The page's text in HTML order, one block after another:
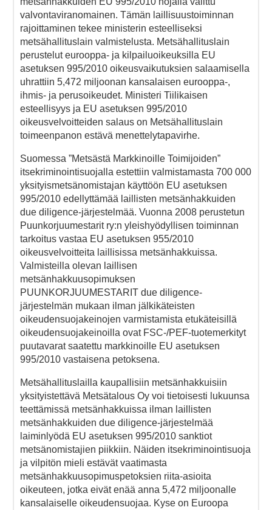
valvontaviranomainen. Tämän laillisuustoiminnan
rajoittaminen tekee ministerin esteelliseksi
metsähallituslain valmistelusta. Metsähallituslain
perustelut eurooppa- ja kilpailuoikeuksilla EU
asetuksen 995/2010 oikeusvaikutuksien salaamisella
uhrattiin 5,472 miljoonan kansalaisen eurooppa-,
ihmis- ja perusoikeudet. Ministeri Tiilikaisen
esteellisyys ja EU asetuksen 995/2010
oikeusvelvoitteiden salaus on Metsähallituslain
toimeenpanon estävä menettelytapavirhe.
Suomessa ”Metsästä Markkinoille Toimijoiden”
itsekriminointisuojalla estettiin valmistamasta 700 000
yksityismetsänomistajan käyttöön EU asetuksen
995/2010 edellyttämää laillisten metsänhakkuiden
due diligence-järjestelmää. Vuonna 2008 perustetun
Puunkorjuumestarit ry:n yleishyödyllisen toiminnan
tarkoitus vastaa EU asetuksen 955/2010
oikeusvelvoitteita laillisissa metsänhakkuissa.
Valmisteilla olevan laillisen
metsänhakkuusopimuksen
PUUNKORJUUMESTARIT due diligence-
järjestelmän mukaan ilman jälkikäteisten
oikeudensuojakeinojen varmistamista etukäteisillä
oikeudensuojakeinoilla ovat FSC-/PEF-tuotemerkityt
puutavarat saatettu markkinoille EU asetuksen
995/2010 vastaisena petoksena.
Metsähallituslailla kaupallisiin metsänhakkuisiin
yksityistettävä Metsätalous Oy voi tietoisesti lukuunsa
teettämissä metsänhakkuissa ilman laillisten
metsänhakkuiden due diligence-järjestelmää
laiminlyödä EU asetuksen 995/2010 sanktiot
metsänomistajien piikkiin. Näiden itsekriminointisuoja
ja vilpitön mieli estävät vaatimasta
metsänhakkuusopimuspetoksien riita-asioita
oikeuteen, jotka eivät enää anna 5,472 miljoonalle
kansalaiselle oikeudensuojaa. Kyse on Euroopa